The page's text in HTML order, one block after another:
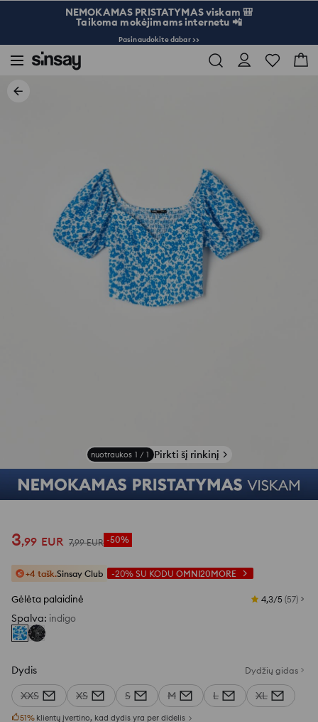
NEMOKAMAS PRISTATYMAS viskam 🎒
Taikoma mokėjimams internetu 📲
Pasinaudokite dabar >>
nuotraukos 1 / 1 Pirkti šį rinkinį
3,99 EUR 7,99 EUR -50%
+4 tašk.Sinsay Club -20% SU KODU OMNI20MORE
Gėlėta palaidinė 4,3/5 (57)
Spalva: indigo
Dydis Dydžių gidas
XXS XS S M L XL
51% klientų įvertino, kad dydis yra per didelis